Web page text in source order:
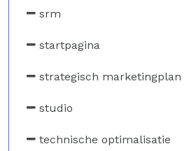
srm
startpagina
strategisch marketingplan
studio
technische optimalisatie